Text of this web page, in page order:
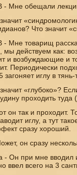
- Мне обещали
Что значит
Мне товарищ
мы действуем как:
и возбуждающие и
Периодически
загоняет иглу в тянь-
«глубоко»?
проходить туда
он так и проходит.
иглу, а тут
сразу хороший.
он сразу
- Он при мне вводил
ввел всего на 3